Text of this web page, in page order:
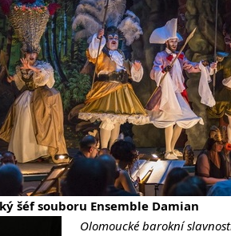
šéf souboru Ensemble Damian
Olomoucké barokní